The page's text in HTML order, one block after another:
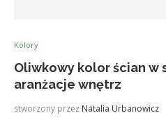
Kolory
Oliwkowy kolor ścian w
aranżacje wnętrz
stworzony przez Natalia Urbanowicz